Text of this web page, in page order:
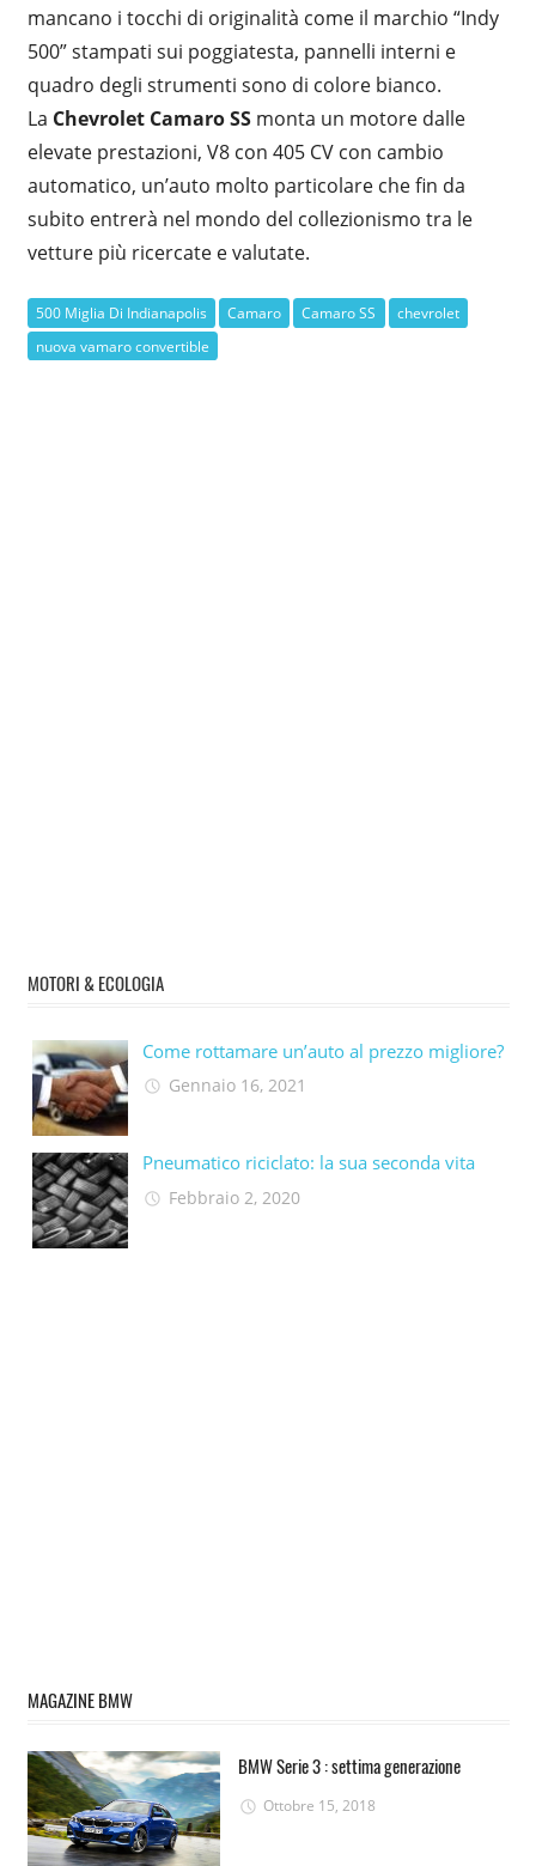
mancano i tocchi di originalità come il marchio “Indy
500” stampati sui poggiatesta, pannelli interni e
quadro degli strumenti sono di colore bianco.
La Chevrolet Camaro SS monta un motore dalle
elevate prestazioni, V8 con 405 CV con cambio
automatico, un’auto molto particolare che fin da
subito entrerà nel mondo del collezionismo tra le
vetture più ricercate e valutate.
500 Miglia Di Indianapolis Camaro Camaro SS
chevrolet
nuova vamaro convertible
MOTORI & ECOLOGIA
Come rottamare un’auto al prezzo migliore?
Gennaio 16, 2021
Pneumatico riciclato: la sua seconda vita​
Febbraio 2, 2020
MAGAZINE BMW
BMW Serie 3 : settima generazione
Ottobre 15, 2018